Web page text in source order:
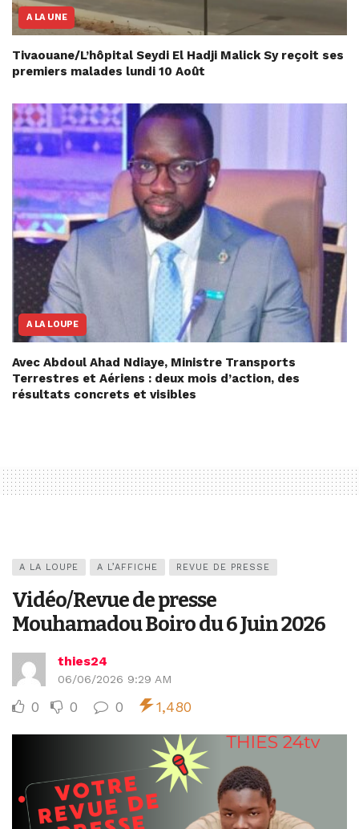
A LA UNE
Tivaouane/L’hôpital Seydi El Hadji Malick Sy reçoit ses
premiers malades lundi 10 Août
A LA LOUPE
Avec Abdoul Ahad Ndiaye, Ministre Transports
Terrestres et Aériens : deux mois d’action, des
résultats concrets et visibles
A LA LOUPE A L’AFFICHE REVUE DE PRESSE
Vidéo/Revue de presse
Mouhamadou Boiro du 6 Juin 2026
thies24
06/06/2026 9:29 AM
0 0 0 1,480